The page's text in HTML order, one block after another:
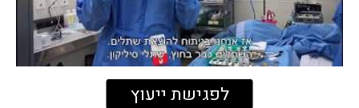
לפגישת ייעוץ